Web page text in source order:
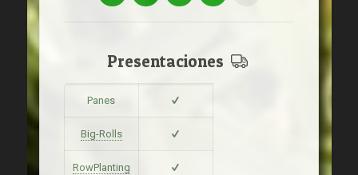
Presentaciones
Panes
Big-Rolls
RowPlanting